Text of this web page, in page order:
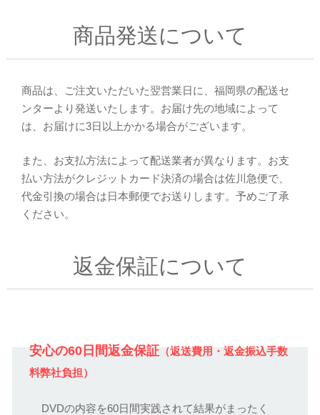
商品発送について
商品は、ご注文いただいた翌営業日に、福岡県の配送セ
ンターより発送いたします。お届け先の地域によって
は、お届けに3日以上かかる場合がございます。
また、お支払方法によって配送業者が異なります。お支
払い方法がクレジットカード決済の場合は佐川急便で、
代金引換の場合は日本郵便でお送りします。予めご了承
ください。
返金保証について
安心の60日間返金保証 （返送費用・返金振込手数
料弊社負担）
DVDの内容を60日間実践されて結果がまったく